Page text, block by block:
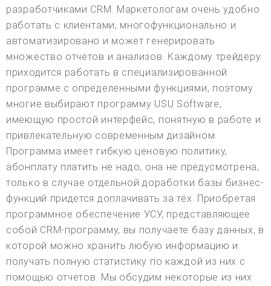
разработчиками CRM. Маркетологам очень удобно
работать с клиентами, многофункционально и
автоматизировано и может генерировать
множество отчетов и анализов. Каждому трейдеру
приходится работать в специализированной
программе с определенными функциями, поэтому
многие выбирают программу USU Software,
имеющую простой интерфейс, понятную в работе и
привлекательную современным дизайном.
Программа имеет гибкую ценовую политику,
абонплату платить не надо, она не предусмотрена,
только в случае отдельной доработки базы бизнес-
функций придется доплачивать за тех. Приобретая
программное обеспечение УСУ, представляющее
собой CRM-программу, вы получаете базу данных, в
которой можно хранить любую информацию и
получать полную статистику по каждой из них с
помощью отчетов. Мы обсудим некоторые из них